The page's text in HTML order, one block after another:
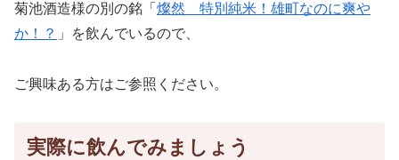
菊池酒造様の別の銘「 燦然 特別純米！雄町なのに爽や
か！？ 」を飲んでいるので、
ご興味ある方はご参照ください。
実際に飲んでみましょう